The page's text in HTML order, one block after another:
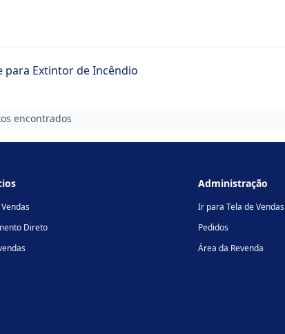
para Extintor de Incêndio
encontrados
Direto
Administração
Ir para Tela de Vendas
Pedidos
Área da Revenda